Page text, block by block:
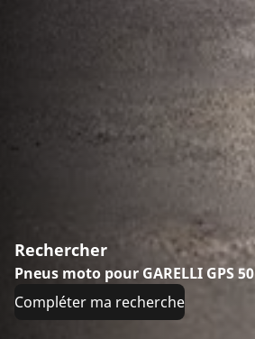
Rechercher
Pneus moto pour GARELLI GPS 50
Compléter ma recherche